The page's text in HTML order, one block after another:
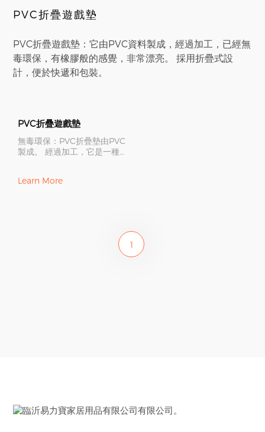
PVC折疊遊戲墊
PVC折疊遊戲墊：它由PVC資料製成，經過加工，已經無
毒環保，有橡膠般的感覺，非常漂亮。 採用折疊式設
計，便於快遞和包裝。
PVC折疊遊戲墊
無毒環保：PVC折疊墊由PVC
製成。 經過加工，它是一種
Learn More
1